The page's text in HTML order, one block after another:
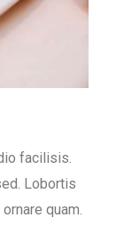
facilisis.
Lobortis
quam.